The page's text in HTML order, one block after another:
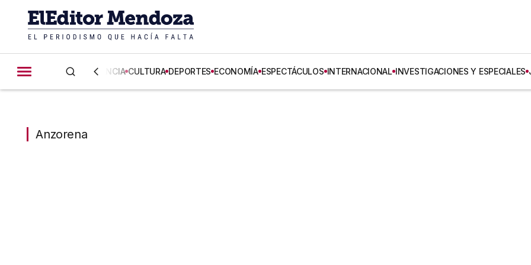
CIENCIA CULTURA DEPORTES ECONOMÍA ESPECTÁCULOS INTERNACIONAL INVESTIGACIONES Y ESPECIALES
Anzorena